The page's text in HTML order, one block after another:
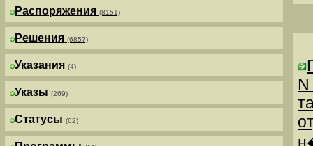
Распоряжения (8151)
Решения (6857)
Указания (4)
Указы (269)
Статусы (62)